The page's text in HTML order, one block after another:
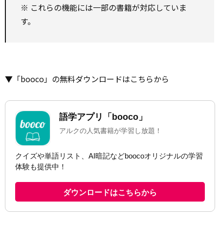
※ これらの機能には一部の書籍が対応していま
す。
▼「booco」の無料ダウンロードはこちらから